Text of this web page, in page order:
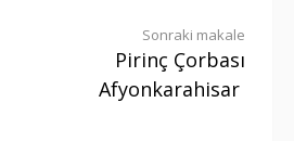
Sonraki makale
Pirinç Çorbası
Afyonkarahisar